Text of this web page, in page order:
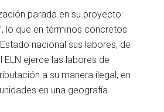
parada en su proyecto:
lo que en términos concretos
nacional sus labores, de
ELN ejerce las labores de
a su manera ilegal, en
en una geografía